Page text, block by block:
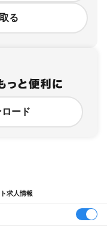
る
ード
求人情報